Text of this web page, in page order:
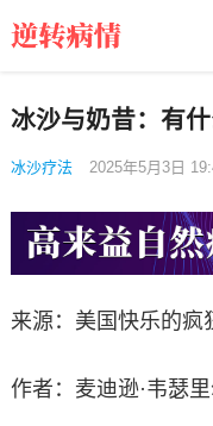
冰沙与奶昔：有什
冰沙疗法 2025年5月3日
来源：美国快乐的疯
作者：麦迪逊·韦瑟